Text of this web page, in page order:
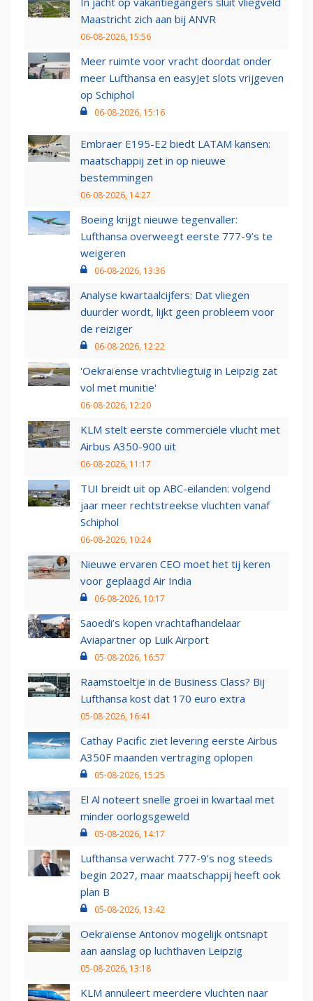
Maastricht zich aan bij ANVR
06-08-2026, 15:56
Meer ruimte voor vracht doordat onder
meer Lufthansa en easyJet slots vrijgeven
op Schiphol
06-08-2026, 15:16
Embraer E195-E2 biedt LATAM kansen:
maatschappij zet in op nieuwe
bestemmingen
06-08-2026, 14:27
Boeing krijgt nieuwe tegenvaller:
Lufthansa overweegt eerste 777-9’s te
weigeren
06-08-2026, 13:36
Analyse kwartaalcijfers: Dat vliegen
duurder wordt, lijkt geen probleem voor
de reiziger
06-08-2026, 12:22
'Oekraïense vrachtvliegtuig in Leipzig zat
vol met munitie'
06-08-2026, 12:20
KLM stelt eerste commerciële vlucht met
Airbus A350-900 uit
06-08-2026, 11:17
TUI breidt uit op ABC-eilanden: volgend
jaar meer rechtstreekse vluchten vanaf
Schiphol
06-08-2026, 10:24
Nieuwe ervaren CEO moet het tij keren
voor geplaagd Air India
06-08-2026, 10:17
Saoedi’s kopen vrachtafhandelaar
Aviapartner op Luik Airport
05-08-2026, 16:57
Raamstoeltje in de Business Class? Bij
Lufthansa kost dat 170 euro extra
05-08-2026, 16:41
Cathay Pacific ziet levering eerste Airbus
A350F maanden vertraging oplopen
05-08-2026, 15:25
El Al noteert snelle groei in kwartaal met
minder oorlogsgeweld
05-08-2026, 14:17
Lufthansa verwacht 777-9’s nog steeds
begin 2027, maar maatschappij heeft ook
plan B
05-08-2026, 13:42
Oekraïense Antonov mogelijk ontsnapt
aan aanslag op luchthaven Leipzig
05-08-2026, 13:18
KLM annuleert meerdere vluchten naar